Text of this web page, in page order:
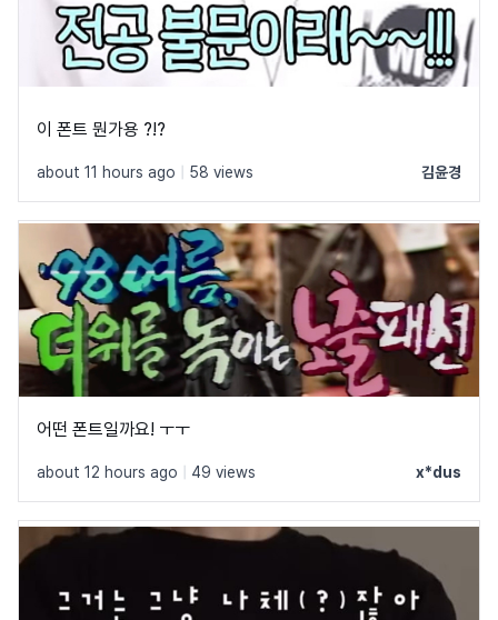
이 폰트 뭔가용 ?!?
about 11 hours ago 58 views 김윤경
어떤 폰트일까요! ㅜㅜ
about 12 hours ago 49 views x*dus